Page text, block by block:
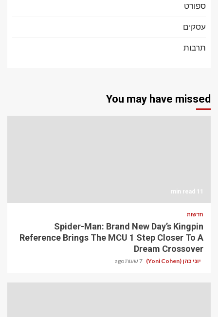
ספורט
עסקים
תרבות
You may have missed
11 min read
חדשות
Spider-Man: Brand New Day’s Kingpin
Reference Brings The MCU 1 Step Closer To A
Dream Crossover
יוני כהן (Yoni Cohen) 7 שעות ago